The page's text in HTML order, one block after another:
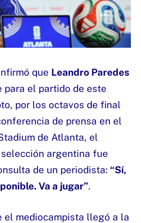
que Leandro Paredes
para el partido de este
por los octavos de final
de prensa en el
de Atlanta, el
argentina fue
de un periodista: “Sí,
Va a jugar”.
el mediocampista llegó a la